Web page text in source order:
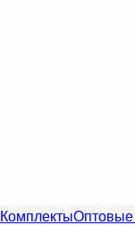
КомплектыОптовые